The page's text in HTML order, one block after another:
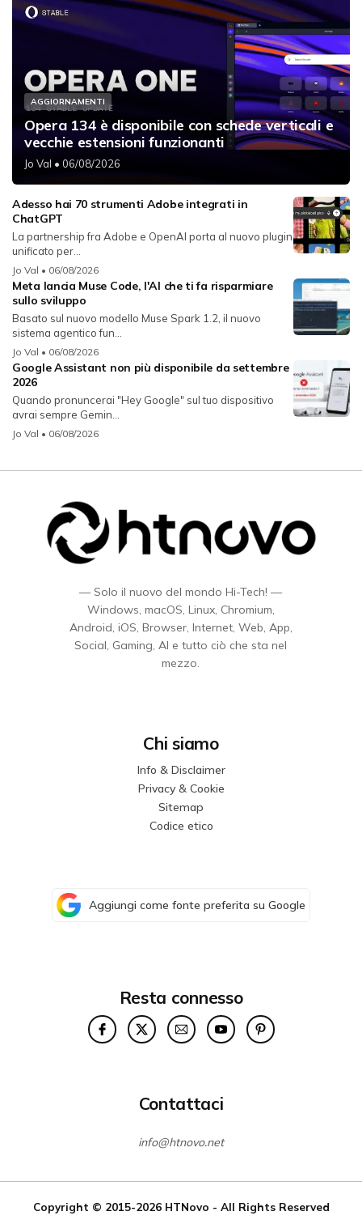
AGGIORNAMENTI
Opera 134 è disponibile con schede verticali e
vecchie estensioni funzionanti
Jo Val • 06/08/2026
Adesso hai 70 strumenti Adobe integrati in
ChatGPT
La partnership fra Adobe e OpenAI porta al nuovo plugin
unificato per...
Jo Val • 06/08/2026
Meta lancia Muse Code, l'AI che ti fa risparmiare
sullo sviluppo
Basato sul nuovo modello Muse Spark 1.2, il nuovo
sistema agentico fun...
Jo Val • 06/08/2026
Google Assistant non più disponibile da settembre
2026
Quando pronuncerai "Hey Google" sul tuo dispositivo
avrai sempre Gemin...
Jo Val • 06/08/2026
— Solo il nuovo del mondo Hi-Tech! —
Windows, macOS, Linux, Chromium,
Android, iOS, Browser, Internet, Web, App,
Social, Gaming, AI e tutto ciò che sta nel
mezzo.
Chi siamo
Info & Disclaimer
Privacy & Cookie
Sitemap
Codice etico
Aggiungi come fonte preferita su Google
Resta connesso
Contattaci
info@htnovo.net
Copyright © 2015-2026 HTNovo - All Rights Reserved